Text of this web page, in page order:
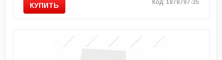
КУПИТЬ Код: 1878797-35